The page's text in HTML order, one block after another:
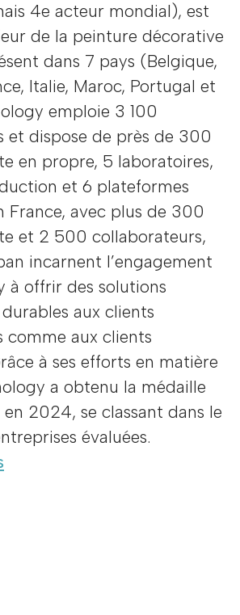
4e acteur mondial), est
de la peinture décorative
dans 7 pays (Belgique,
Italie, Maroc, Portugal et
emploie 3 100
et dispose de près de 300
en propre, 5 laboratoires,
et 6 plateformes
France, avec plus de 300
et 2 500 collaborateurs,
incarnent l’engagement
à offrir des solutions
aux clients
comme aux clients
à ses efforts en matière
a obtenu la médaille
en 2024, se classant dans le
évaluées.